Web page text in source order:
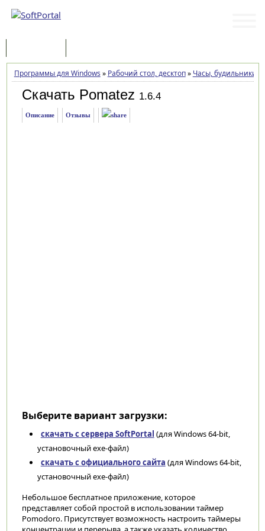
Программы для Windows » Рабочий стол, десктоп» Часы, будильники
Скачать Pomatez 1.6.4
Описание Отзывы
Выберите вариант загрузки:
скачать с сервера SoftPortal (для Windows 64-bit,
установочный exe-файл)
скачать с официального сайта (для Windows 64-bit,
установочный exe-файл)
Небольшое бесплатное приложение, которое
представляет собой простой в использовании таймер
Pomodoro. Присутствует возможность настроить таймеры